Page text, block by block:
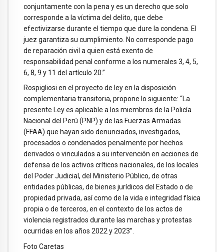
conjuntamente con la pena y es un derecho que solo
corresponde a la víctima del delito, que debe
efectivizarse durante el tiempo que dure la condena. El
juez garantiza su cumplimiento. No corresponde pago
de reparación civil a quien está exento de
responsabilidad penal conforme a los numerales 3, 4, 5,
6, 8, 9 y 11 del artículo 20.”
Rospigliosi en el proyecto de ley en la disposición
complementaria transitoria, propone lo siguiente: “La
presente Ley es aplicable a los miembros de la Policía
Nacional del Perú (PNP) y de las Fuerzas Armadas
(FFAA) que hayan sido denunciados, investigados,
procesados o condenados penalmente por hechos
derivados o vinculados a su intervención en acciones de
defensa de los activos críticos nacionales, de los locales
del Poder Judicial, del Ministerio Público, de otras
entidades públicas, de bienes jurídicos del Estado o de
propiedad privada, así como de la vida e integridad física
propia o de terceros, en el contexto de los actos de
violencia registrados durante las marchas y protestas
ocurridas en los años 2022 y 2023”.
Foto Caretas